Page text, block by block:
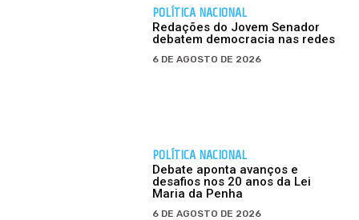
POLÍTICA NACIONAL
Redações do Jovem Senador
debatem democracia nas redes
6 DE AGOSTO DE 2026
POLÍTICA NACIONAL
Debate aponta avanços e
desafios nos 20 anos da Lei
Maria da Penha
6 DE AGOSTO DE 2026